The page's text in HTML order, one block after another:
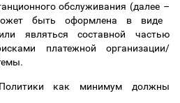
обслуживания (далее –
быть оформлена в виде
являться составной частью
платежной организации/
как минимум должны